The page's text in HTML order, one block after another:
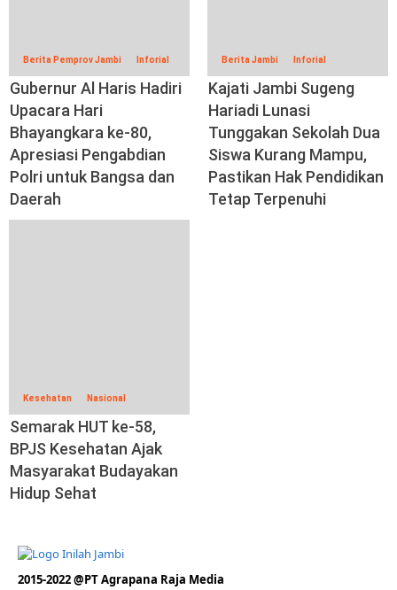
Berita Pemprov Jambi Inforial
Gubernur Al Haris Hadiri
Upacara Hari
Bhayangkara ke-80,
Apresiasi Pengabdian
Polri untuk Bangsa dan
Daerah
Berita Jambi Inforial
Kajati Jambi Sugeng
Hariadi Lunasi
Tunggakan Sekolah Dua
Siswa Kurang Mampu,
Pastikan Hak Pendidikan
Tetap Terpenuhi
Kesehatan Nasional
Semarak HUT ke-58,
BPJS Kesehatan Ajak
Masyarakat Budayakan
Hidup Sehat
2015-2022 @PT Agrapana Raja Media